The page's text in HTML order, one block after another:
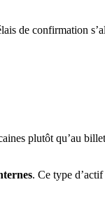
de confirmation
plutôt qu’au
. Ce type